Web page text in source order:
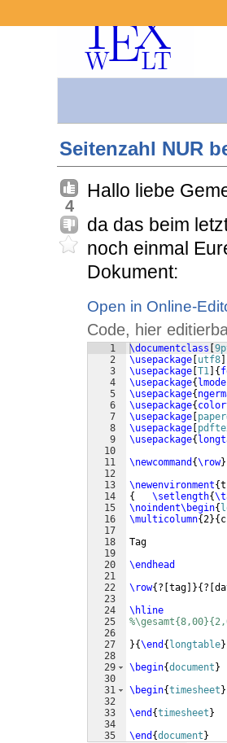
Seitenzahl NUR
4
Hallo liebe
da das beim
noch einmal
Dokument:
Open in Online-
Code, hier
1
2
3
4
5
6
7
8
9
10
11
12
13
14
15
16
17
18
19
20
21
22
23
24
25
26
27
28
29
30
31
32
33
34
35
\documentclass
\usepackage utf8
\usepackage T1 {
\usepackage{
\usepackage{
\usepackage{
\usepackage
\usepackage
\usepackage{
\newcommand {\row}
\newenvironment{
{
\setlength{
\noindent\begin{
\multicolumn{2}{ c
Tag
\endhead
\row{ ? tag ]}{ ?
\hline
}{\end { longtable}
\begin{document }
\begin{timesheet }
\end {timesheet }
\end {document }